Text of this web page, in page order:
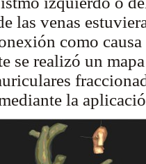
las venas
como
se realizó un
la